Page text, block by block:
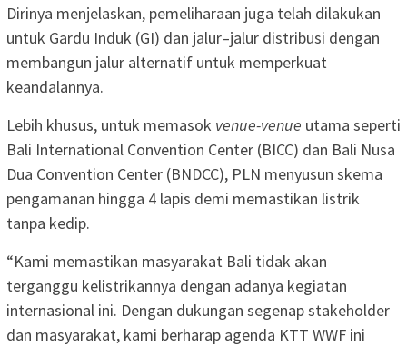
Dirinya menjelaskan, pemeliharaan juga telah dilakukan
untuk Gardu Induk (GI) dan jalur–jalur distribusi dengan
membangun jalur alternatif untuk memperkuat
keandalannya.
Lebih khusus, untuk memasok venue-venue utama seperti
Bali International Convention Center (BICC) dan Bali Nusa
Dua Convention Center (BNDCC), PLN menyusun skema
pengamanan hingga 4 lapis demi memastikan listrik
tanpa kedip.
“Kami memastikan masyarakat Bali tidak akan
terganggu kelistrikannya dengan adanya kegiatan
internasional ini. Dengan dukungan segenap stakeholder
dan masyarakat, kami berharap agenda KTT WWF ini